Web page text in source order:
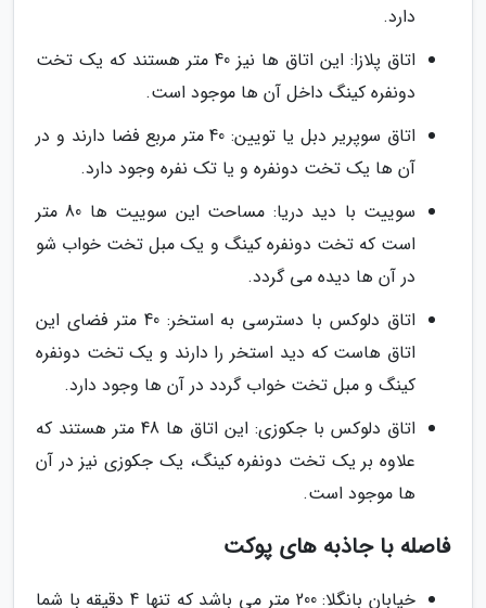
دارد.
اتاق پلازا: این اتاق ها نیز 40 متر هستند که یک تخت
دونفره کینگ داخل آن ها موجود است.
اتاق سوپریر دبل یا تویین: 40 متر مربع فضا دارند و در
آن ها یک تخت دونفره و یا تک نفره وجود دارد.
سوییت با دید دریا: مساحت این سوییت ها 80 متر
است که تخت دونفره کینگ و یک مبل تخت خواب شو
در آن ها دیده می گردد.
اتاق دلوکس با دسترسی به استخر: 40 متر فضای این
اتاق هاست که دید استخر را دارند و یک تخت دونفره
کینگ و مبل تخت خواب گردد در آن ها وجود دارد.
اتاق دلوکس با جکوزی: این اتاق ها 48 متر هستند که
علاوه بر یک تخت دونفره کینگ، یک جکوزی نیز در آن
ها موجود است.
فاصله با جاذبه های پوکت
خیابان بانگلا: 200 متر می باشد که تنها 4 دقیقه با شما